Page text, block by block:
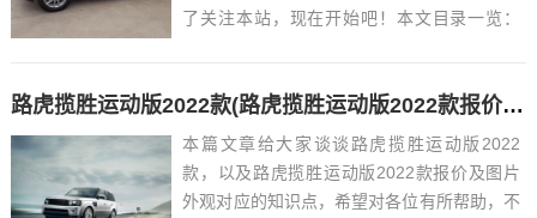
了关注本站，现在开始吧！本文目录一览：
路虎揽胜运动版2022款(路虎揽胜运动版2022款报价及图片外观)
本篇文章给大家谈谈路虎揽胜运动版2022
款，以及路虎揽胜运动版2022款报价及图片
外观对应的知识点，希望对各位有所帮助，不